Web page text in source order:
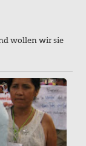
wollen wir sie